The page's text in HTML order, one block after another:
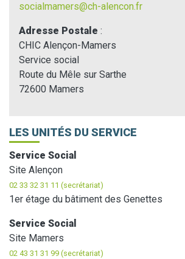
socialmamers@ch-alencon.fr
Adresse Postale :
CHIC Alençon-Mamers
Service social
Route du Mêle sur Sarthe
72600 Mamers
LES UNITÉS DU SERVICE
Service Social
Site Alençon
02 33 32 31 11 (secrétariat)
1er étage du bâtiment des Genettes
Service Social
Site Mamers
02 43 31 31 99 (secrétariat)